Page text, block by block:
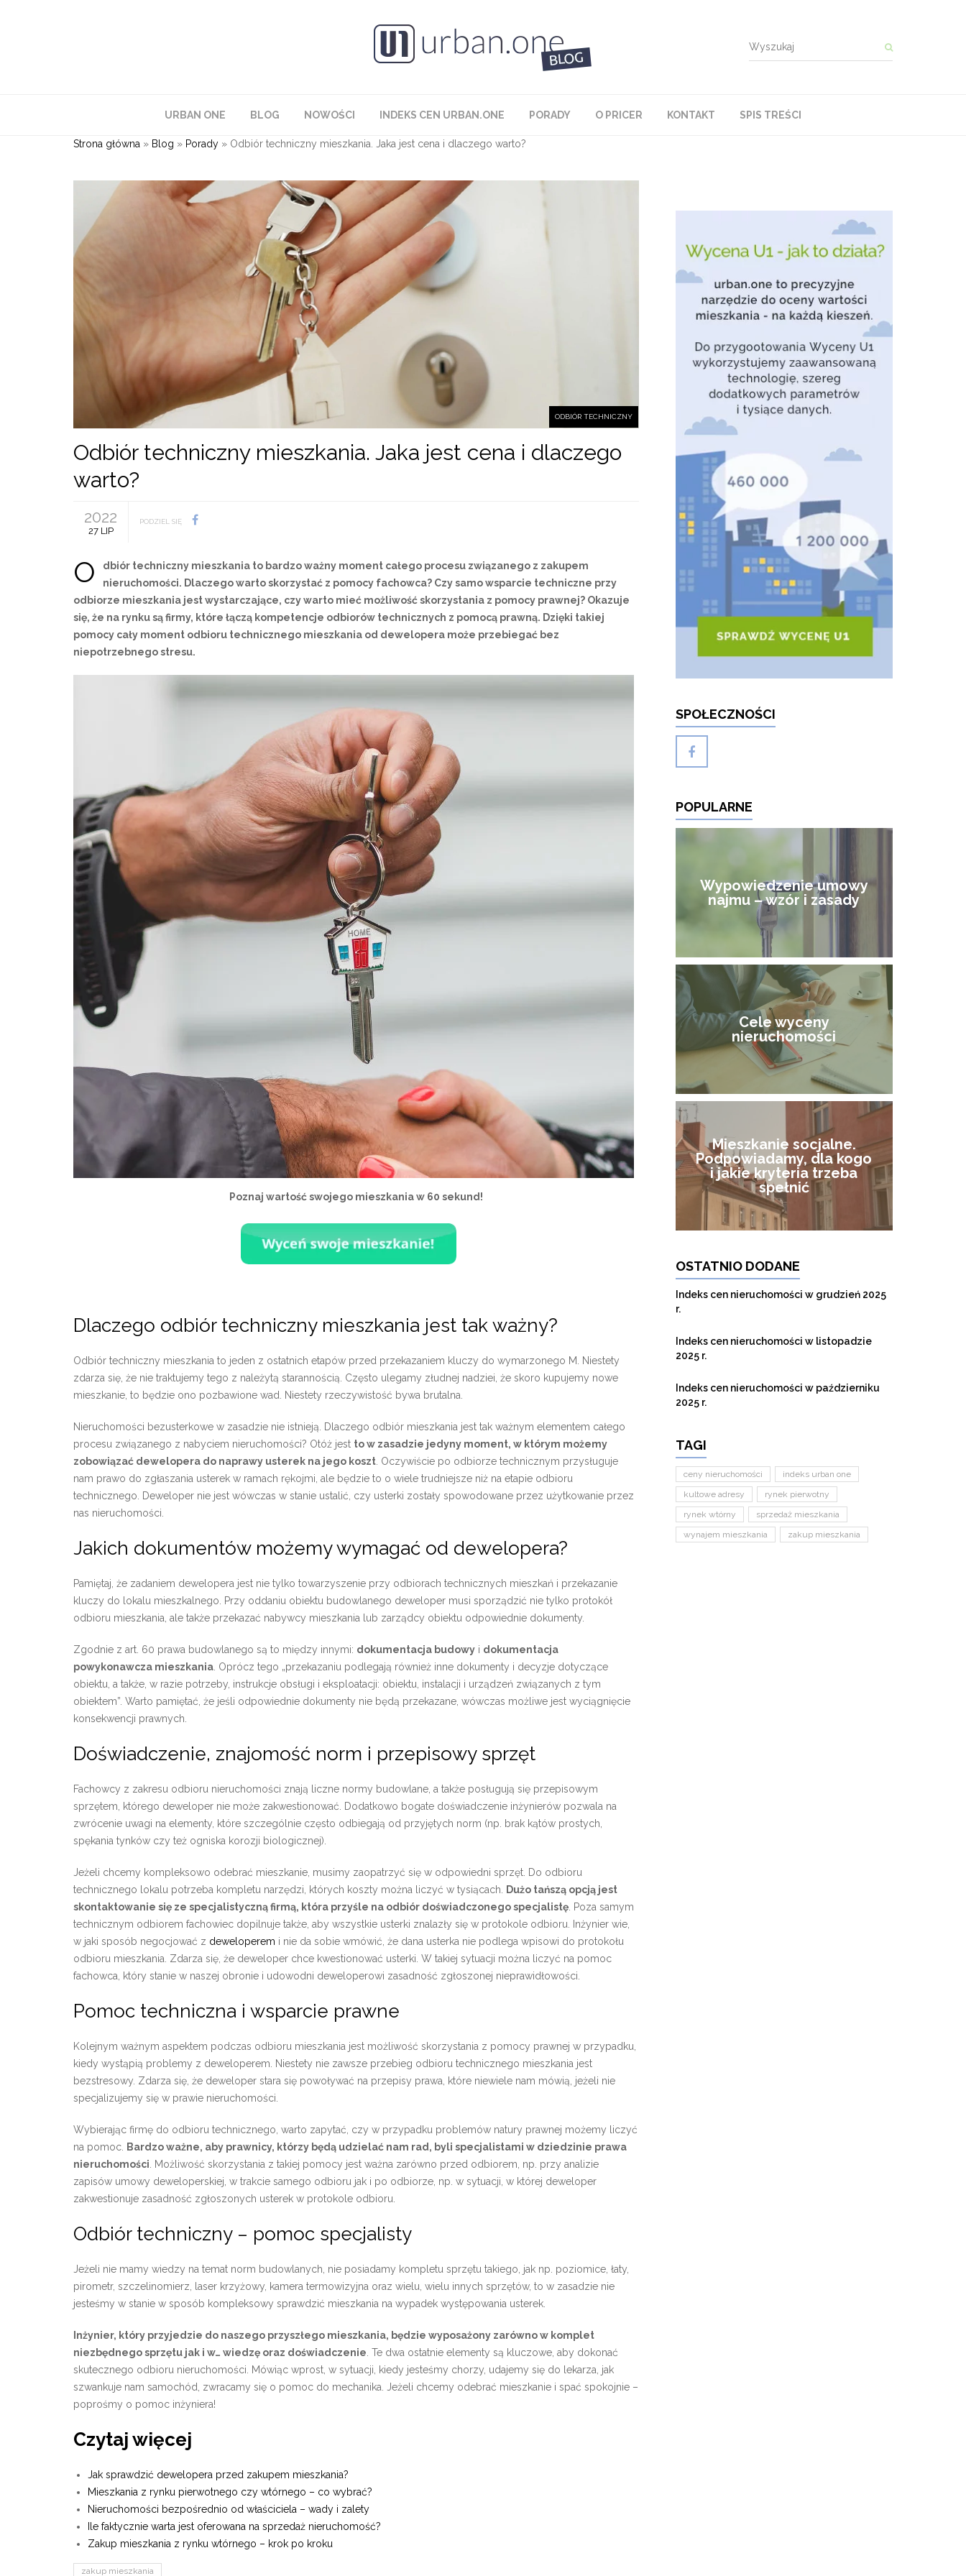
URBAN ONE BLOG NOWOŚCI INDEKS CEN URBAN.ONE PORADY O PRICER KONTAKT SPIS TREŚCI
Strona główna » Blog » Porady » Odbiór techniczny mieszkania. Jaka jest cena i dlaczego warto?
ODBIÓR TECHNICZNY
Odbiór techniczny mieszkania. Jaka jest cena i dlaczego
warto?
2022
27 LIP
PODZIEL SIĘ
O
dbiór techniczny mieszkania to bardzo ważny moment całego procesu związanego z zakupem
nieruchomości. Dlaczego warto skorzystać z pomocy fachowca? Czy samo wsparcie techniczne przy
odbiorze mieszkania jest wystarczające, czy warto mieć możliwość skorzystania z pomocy prawnej? Okazuje
się, że na rynku są firmy, które łączą kompetencje odbiorów technicznych z pomocą prawną. Dzięki takiej
pomocy cały moment odbioru technicznego mieszkania od dewelopera może przebiegać bez
niepotrzebnego stresu.
Poznaj wartość swojego mieszkania w 60 sekund!
Dlaczego odbiór techniczny mieszkania jest tak ważny?
Odbiór techniczny mieszkania to jeden z ostatnich etapów przed przekazaniem kluczy do wymarzonego M. Niestety
zdarza się, że nie traktujemy tego z należytą starannością. Często ulegamy złudnej nadziei, że skoro kupujemy nowe
mieszkanie, to będzie ono pozbawione wad. Niestety rzeczywistość bywa brutalna.
Nieruchomości bezusterkowe w zasadzie nie istnieją. Dlaczego odbiór mieszkania jest tak ważnym elementem całego
procesu związanego z nabyciem nieruchomości? Otóż jest to w zasadzie jedyny moment, w którym możemy
zobowiązać dewelopera do naprawy usterek na jego koszt. Oczywiście po odbiorze technicznym przysługuje
nam prawo do zgłaszania usterek w ramach rękojmi, ale będzie to o wiele trudniejsze niż na etapie odbioru
technicznego. Deweloper nie jest wówczas w stanie ustalić, czy usterki zostały spowodowane przez użytkowanie przez
nas nieruchomości.
Jakich dokumentów możemy wymagać od dewelopera?
Pamiętaj, że zadaniem dewelopera jest nie tylko towarzyszenie przy odbiorach technicznych mieszkań i przekazanie
kluczy do lokalu mieszkalnego. Przy oddaniu obiektu budowlanego deweloper musi sporządzić nie tylko protokół
odbioru mieszkania, ale także przekazać nabywcy mieszkania lub zarządcy obiektu odpowiednie dokumenty.
Zgodnie z art. 60 prawa budowlanego są to między innymi: dokumentacja budowy i dokumentacja
powykonawcza mieszkania. Oprócz tego „przekazaniu podlegają również inne dokumenty i decyzje dotyczące
obiektu, a także, w razie potrzeby, instrukcje obsługi i eksploatacji: obiektu, instalacji i urządzeń związanych z tym
obiektem”. Warto pamiętać, że jeśli odpowiednie dokumenty nie będą przekazane, wówczas możliwe jest wyciągnięcie
konsekwencji prawnych.
Doświadczenie, znajomość norm i przepisowy sprzęt
Fachowcy z zakresu odbioru nieruchomości znają liczne normy budowlane, a także posługują się przepisowym
sprzętem, którego deweloper nie może zakwestionować. Dodatkowo bogate doświadczenie inżynierów pozwala na
zwrócenie uwagi na elementy, które szczególnie często odbiegają od przyjętych norm (np. brak kątów prostych,
spękania tynków czy też ogniska korozji biologicznej).
Jeżeli chcemy kompleksowo odebrać mieszkanie, musimy zaopatrzyć się w odpowiedni sprzęt. Do odbioru
technicznego lokalu potrzeba kompletu narzędzi, których koszty można liczyć w tysiącach. Dużo tańszą opcją jest
skontaktowanie się ze specjalistyczną firmą, która przyśle na odbiór doświadczonego specjalistę. Poza samym
technicznym odbiorem fachowiec dopilnuje także, aby wszystkie usterki znalazły się w protokole odbioru. Inżynier wie,
w jaki sposób negocjować z deweloperem i nie da sobie wmówić, że dana usterka nie podlega wpisowi do protokołu
odbioru mieszkania. Zdarza się, że deweloper chce kwestionować usterki. W takiej sytuacji można liczyć na pomoc
fachowca, który stanie w naszej obronie i udowodni deweloperowi zasadność zgłoszonej nieprawidłowości.
Pomoc techniczna i wsparcie prawne
Kolejnym ważnym aspektem podczas odbioru mieszkania jest możliwość skorzystania z pomocy prawnej w przypadku,
kiedy wystąpią problemy z deweloperem. Niestety nie zawsze przebieg odbioru technicznego mieszkania jest
bezstresowy. Zdarza się, że deweloper stara się powoływać na przepisy prawa, które niewiele nam mówią, jeżeli nie
specjalizujemy się w prawie nieruchomości.
Wybierając firmę do odbioru technicznego, warto zapytać, czy w przypadku problemów natury prawnej możemy liczyć
na pomoc. Bardzo ważne, aby prawnicy, którzy będą udzielać nam rad, byli specjalistami w dziedzinie prawa
nieruchomości. Możliwość skorzystania z takiej pomocy jest ważna zarówno przed odbiorem, np. przy analizie
zapisów umowy deweloperskiej, w trakcie samego odbioru jak i po odbiorze, np. w sytuacji, w której deweloper
zakwestionuje zasadność zgłoszonych usterek w protokole odbioru.
Odbiór techniczny – pomoc specjalisty
Jeżeli nie mamy wiedzy na temat norm budowlanych, nie posiadamy kompletu sprzętu takiego, jak np. poziomice, łaty,
pirometr, szczelinomierz, laser krzyżowy, kamera termowizyjna oraz wielu, wielu innych sprzętów, to w zasadzie nie
jesteśmy w stanie w sposób kompleksowy sprawdzić mieszkania na wypadek występowania usterek.
Inżynier, który przyjedzie do naszego przyszłego mieszkania, będzie wyposażony zarówno w komplet
niezbędnego sprzętu jak i w… wiedzę oraz doświadczenie. Te dwa ostatnie elementy są kluczowe, aby dokonać
skutecznego odbioru nieruchomości. Mówiąc wprost, w sytuacji, kiedy jesteśmy chorzy, udajemy się do lekarza, jak
szwankuje nam samochód, zwracamy się o pomoc do mechanika. Jeżeli chcemy odebrać mieszkanie i spać spokojnie –
poprośmy o pomoc inżyniera!
Czytaj więcej
Jak sprawdzić dewelopera przed zakupem mieszkania?
Mieszkania z rynku pierwotnego czy wtórnego – co wybrać?
Nieruchomości bezpośrednio od właściciela – wady i zalety
Ile faktycznie warta jest oferowana na sprzedaż nieruchomość?
Zakup mieszkania z rynku wtórnego – krok po kroku
zakup mieszkania
SPOŁECZNOŚCI
POPULARNE
Wypowiedzenie umowy
najmu – wzór i zasady
Cele wyceny
nieruchomości
Mieszkanie socjalne.
Podpowiadamy, dla kogo
i jakie kryteria trzeba
spełnić
OSTATNIO DODANE
Indeks cen nieruchomości w grudzień 2025
r.
Indeks cen nieruchomości w listopadzie
2025 r.
Indeks cen nieruchomości w październiku
2025 r.
TAGI
ceny nieruchomości
indeks urban one
kultowe adresy
rynek pierwotny
rynek wtórny
sprzedaż mieszkania
wynajem mieszkania
zakup mieszkania